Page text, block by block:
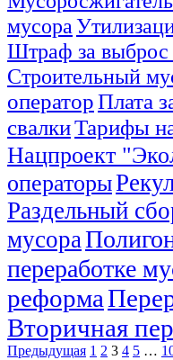
мусора
Штраф за выброс
Строительный
операторПлата
свалкиТарифы
Нацпроект
операторы
Раздельный
мусора
переработке
реформа
Вторичная
Предыдущая 1 2 3 4 5 …